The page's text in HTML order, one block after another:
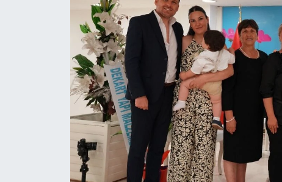
RÖPORTAJ
VİDEO HABERLER
YAZARLAR
RESMİ İLAN